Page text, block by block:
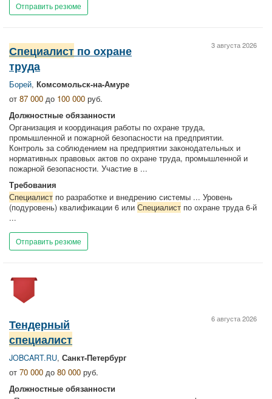
Отправить резюме
3 августа 2026
Специалист по охране
труда
Борей, Комсомольск-на-Амуре
от 87 000 до 100 000 руб.
Должностные обязанности
Организация и координация работы по охране труда,
промышленной и пожарной безопасности на предприятии.
Контроль за соблюдением на предприятии законодательных и
нормативных правовых актов по охране труда, промышленной и
пожарной безопасности. Участие в ...
Требования
Специалист по разработке и внедрению системы ... Уровень
(подуровень) квалификации 6 или Специалист по охране труда 6-й
...
Отправить резюме
6 августа 2026
Тендерный
специалист
JOBCART.RU, Санкт-Петербург
от 70 000 до 80 000 руб.
Должностные обязанности